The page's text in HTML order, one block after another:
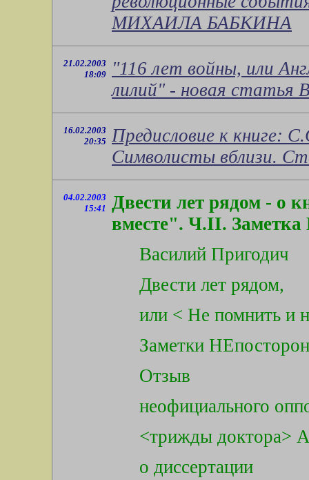
МИХАИЛА БАБКИНА
21.02.2003
18:09
"116 лет войны, или
лилий" - новая статья
16.02.2003
20:35 Предисловие к книге:
Символисты вблизи.
04.02.2003
15:41
Двести лет рядом - о
вместе". Ч.II.
Василий Пригодич
Двести лет рядом,
или < Не помнить и
Заметки
Отзыв
неофициального
<трижды доктора>
о диссертации